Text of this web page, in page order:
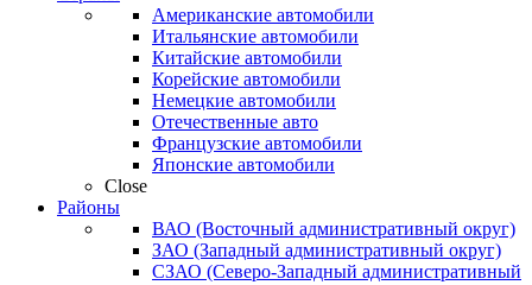
Американские автомобили
Итальянские автомобили
Китайские автомобили
Корейские автомобили
Немецкие автомобили
Отечественные авто
Французские автомобили
Японские автомобили
Close
Районы
ВАО (Восточный административный округ)
ЗАО (Западный административный округ)
СЗАО (Северо-Западный административный